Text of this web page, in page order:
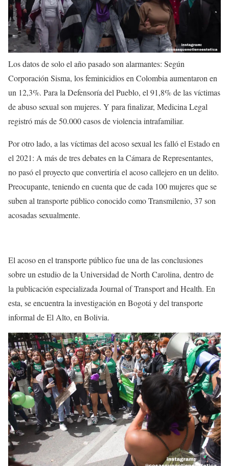
Los datos de solo el año pasado son alarmantes: Según
Corporación Sisma, los feminicidios en Colombiaaumentaron en
un 12,3%. Para la Defensoría del Pueblo, el 91,8% de las víctimas
de abuso sexualson mujeres. Y para finalizar, Medicina Legal
registró más de 50.000 casos deviolencia intrafamiliar.
Por otro lado, a las víctimas del acoso sexualles falló el Estado en
el 2021: A más de tresdebates en la Cámara de Representantes,
no pasó el proyecto que convertiría el acoso callejero en un delito.
Preocupante, teniendo en cuenta que de cada 100 mujeres que se
suben al transporte público conocido como Transmilenio, 37 son
acosadas sexualmente.
El acoso en el transporte público fue una de las conclusiones
sobre un estudio de la Universidad de North Carolina, dentro de
la publicación especializada Journal of Transport and Health. En
esta, se encuentra la investigación en Bogotá y del transporte
informal de El Alto, en Bolivia.